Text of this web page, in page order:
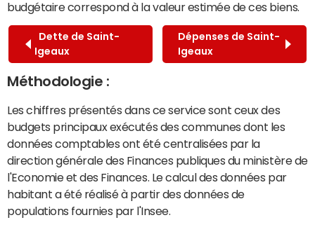
budgétaire correspond à la valeur estimée de ces biens.
Dette de Saint-
Igeaux
Dépenses de Saint-
Igeaux
Méthodologie :
Les chiffres présentés dans ce service sont ceux des
budgets principaux exécutés des communes dont les
données comptables ont été centralisées par la
direction générale des Finances publiques du ministère de
l'Economie et des Finances. Le calcul des données par
habitant a été réalisé à partir des données de
populations fournies par l'Insee.